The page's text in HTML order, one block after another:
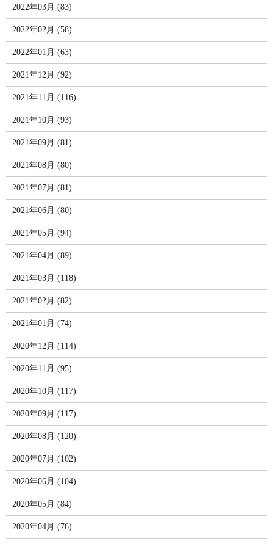
2022年03月 (83)
2022年02月 (58)
2022年01月 (63)
2021年12月 (92)
2021年11月 (116)
2021年10月 (93)
2021年09月 (81)
2021年08月 (80)
2021年07月 (81)
2021年06月 (80)
2021年05月 (94)
2021年04月 (89)
2021年03月 (118)
2021年02月 (82)
2021年01月 (74)
2020年12月 (114)
2020年11月 (95)
2020年10月 (117)
2020年09月 (117)
2020年08月 (120)
2020年07月 (102)
2020年06月 (104)
2020年05月 (84)
2020年04月 (76)